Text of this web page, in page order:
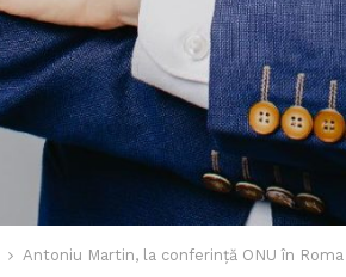
Antoniu Martin, la conferință ONU în Roma